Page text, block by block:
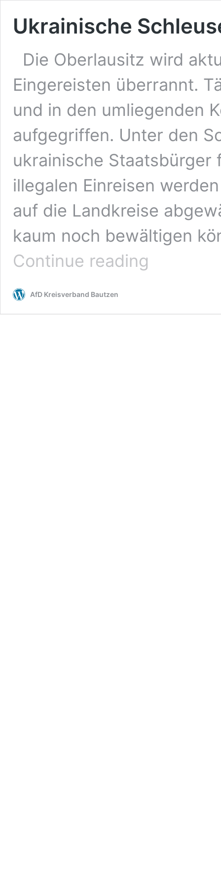
Ukrainische
Die Oberlausitz wird
Eingereisten überrannt.
und in den umliegenden
aufgegriffen. Unter den
ukrainische Staatsbürger
illegalen Einreisen
auf die Landkreise
kaum noch bewältigen
Continue reading
AfD Kreisverband Bautzen